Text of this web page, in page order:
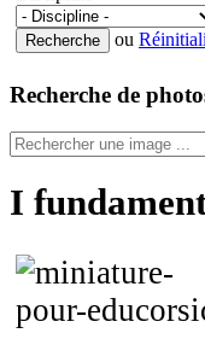
ou
Recherche de
I